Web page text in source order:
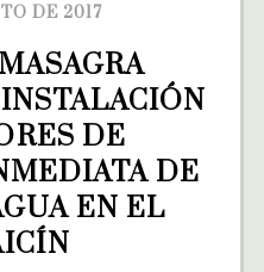
DE 2017
DE
DE
EN EL